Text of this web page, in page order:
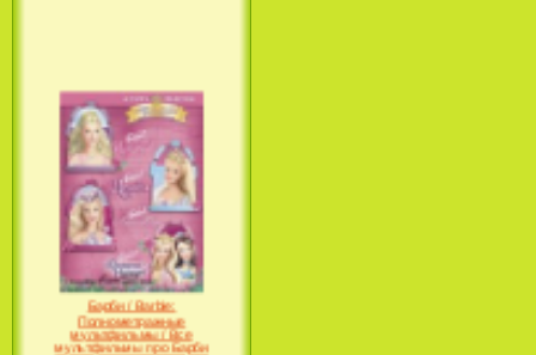
Барби / Barbie:
Полнометражные
мультфильмы / Все
мультфильмы про Барби
(2001-2014)